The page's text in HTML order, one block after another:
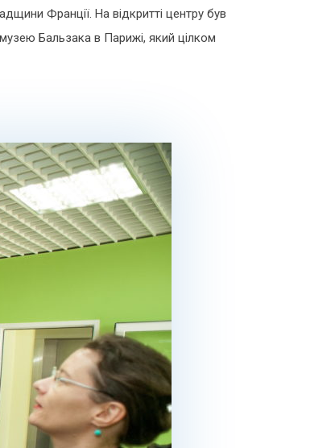
Франції. На відкритті центру був
Бальзака в Парижі, який цілком